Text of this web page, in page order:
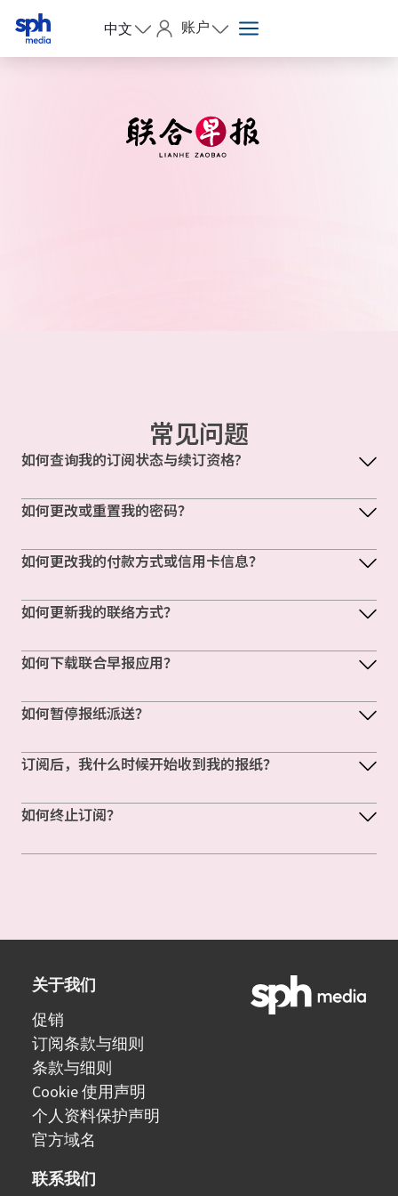
中文 账户
常见问题
如何查询我的订阅状态与续订资格?
如何更改或重置我的密码？
如何更改我的付款方式或信用卡信息？
如何更新我的联络方式？
如何下载联合早报应用？
如何暂停报纸派送？
订阅后，我什么时候开始收到我的报纸？
如何终止订阅？
关于我们
促销
订阅条款与细则
条款与细则
Cookie 使用声明
个人资料保护声明
官方域名
联系我们